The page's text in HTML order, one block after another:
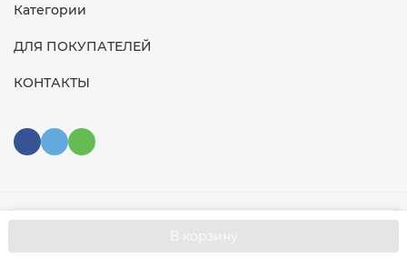
В корзину
Категории
ДЛЯ ПОКУПАТЕЛЕЙ
КОНТАКТЫ